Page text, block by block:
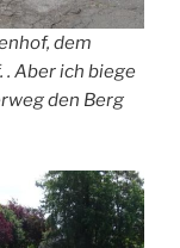
dem
Aber ich biege
den Berg